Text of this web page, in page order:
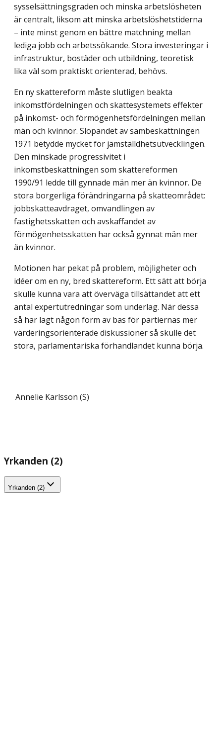
sysselsättningsgraden och minska arbetslösheten
är centralt, liksom att minska arbetslöshetstiderna
– inte minst genom en bättre matchning mellan
lediga jobb och arbetssökande. Stora investeringar i
infrastruktur, bostäder och utbildning, teoretisk
lika väl som praktiskt orienterad, behövs.
En ny skattereform måste slutligen beakta
inkomstfördelningen och skattesystemets effekter
på inkomst- och förmögenhetsfördelningen mellan
män och kvinnor. Slopandet av sambeskattningen
1971 betydde mycket för jämställdhetsutvecklingen.
Den minskade progressivitet i
inkomstbeskattningen som skattereformen
1990/91 ledde till gynnade män mer än kvinnor. De
stora borgerliga förändringarna på skatteområdet:
jobbskatteavdraget, omvandlingen av
fastighetsskatten och avskaffandet av
förmögenhetsskatten har också gynnat män mer
än kvinnor.
Motionen har pekat på problem, möjligheter och
idéer om en ny, bred skattereform. Ett sätt att börja
skulle kunna vara att överväga tillsättandet att ett
antal expertutredningar som underlag. När dessa
så har lagt någon form av bas för partiernas mer
värderingsorienterade diskussioner så skulle det
stora, parlamentariska förhandlandet kunna börja.
Annelie Karlsson (S)
Yrkanden (2)
Yrkanden (2)